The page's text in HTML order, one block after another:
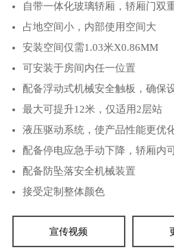
自带一体化玻璃轿厢，轿厢门双
占地空间小，内部使用空间大
安装空间仅需1.03米X0.86MM
可安装于房间内任一位置
配备浮动式机械安全触板，确保
最大可提升12米，仅适用2层站
液压驱动系统，使产品性能更优
配备停电应急手动下降，轿厢内
配备防坠落安全机械装置
接受定制整体颜色
宣传视频